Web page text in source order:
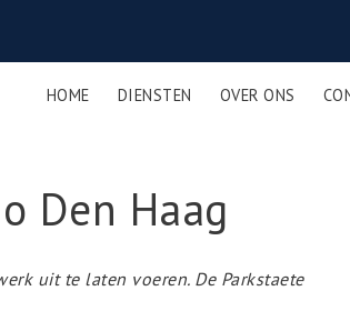
HOME DIENSTEN OVER ONS
Den Haag
uit te laten voeren. De Parkstaete